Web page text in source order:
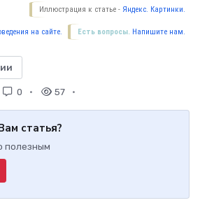
Иллюстрация к статье - Яндекс. Картинки.
Есть вопросы. Напишите нам.
на сайте.
0 57
статья?
полезным